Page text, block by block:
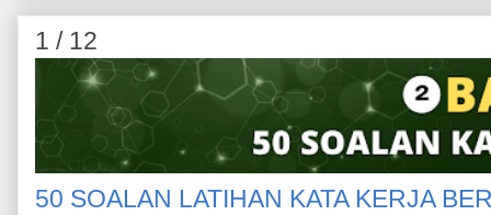
1 / 12
50 SOALAN LATIHAN KATA KERJA